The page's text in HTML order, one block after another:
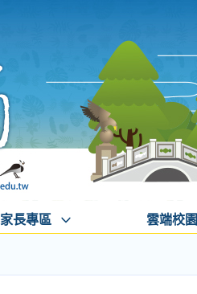
家長專區 雲端校園